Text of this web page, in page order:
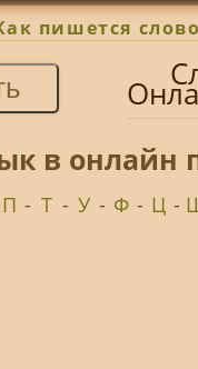
пишется слово
в онлайн
П - Т - У - Ф - Ц -